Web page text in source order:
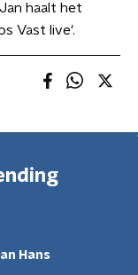
haalt het
Vast live'.
Hans